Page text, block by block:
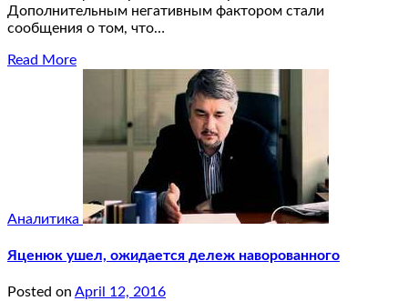
Дополнительным негативным фактором стали
сообщения о том, что…
Read More
Аналитика
Яценюк ушел, ожидается дележ наворованного
Posted on April 12, 2016